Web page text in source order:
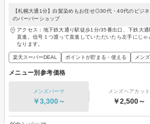
【札幌大通1分】白髪染めもお任せ◎30代・40代のビジ
のバーバーショップ
アクセス：地下鉄大通り駅徒歩1分/35番出口、下鉄大
直進。信号１つ渡って直進していただいたら左手にじ
なります。
楽天スーパーDEAL ポイントが貯まる・使える メン
メニュー別参考価格
メンズパーマ
￥3,300～
メンズヘアカット
￥2,500～